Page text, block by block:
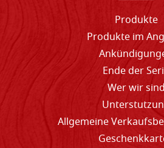
Produkte
Produkte im
Ende der
Wer wir sind
Allgemeine